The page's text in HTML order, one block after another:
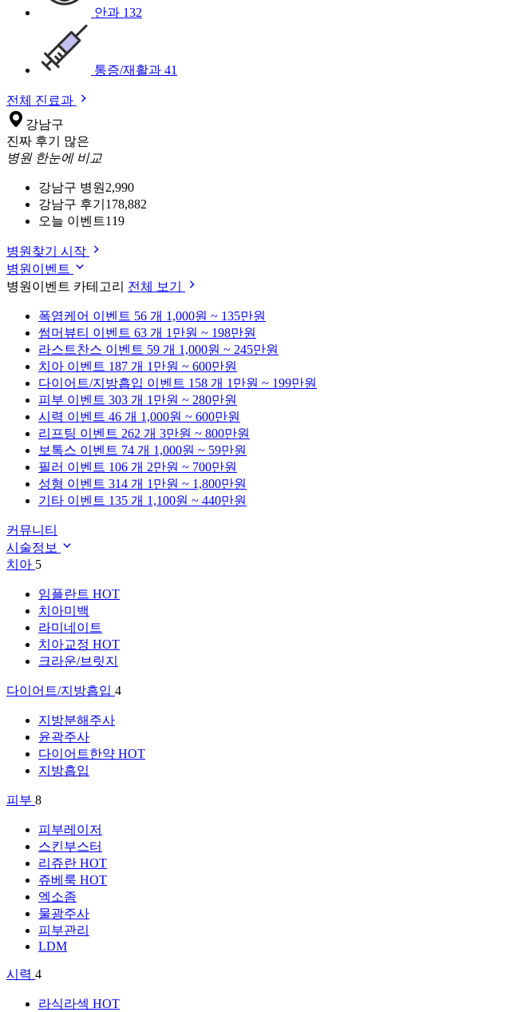
안과 132
통증/재활과 41
전체 진료과
강남구
진짜 후기 많은
병원 한눈에 비교
강남구 병원 2,990
강남구 후기 178,882
오늘 이벤트119
병원찾기 시작
병원이벤트
병원이벤트 카테고리 전체 보기
폭염케어 이벤트 56 개 1,000원 ~ 135만원
썸머뷰티 이벤트 63 개 1만원 ~ 198만원
라스트찬스 이벤트 59 개 1,000원 ~ 245만원
치아 이벤트 187 개 1만원 ~ 600만원
다이어트/지방흡입 이벤트 158 개 1만원 ~ 199만원
피부 이벤트 303 개 1만원 ~ 280만원
시력 이벤트 46 개 1,000원 ~ 600만원
리프팅 이벤트 262 개 3만원 ~ 800만원
보톡스 이벤트 74 개 1,000원 ~ 59만원
필러 이벤트 106 개 2만원 ~ 700만원
성형 이벤트 314 개 1만원 ~ 1,800만원
기타 이벤트 135 개 1,100원 ~ 440만원
커뮤니티
시술정보
치아 5
임플란트 HOT
치아미백
라미네이트
치아교정 HOT
크라운/브릿지
다이어트/지방흡입 4
지방분해주사
윤곽주사
다이어트한약 HOT
지방흡입
피부 8
피부레이저
스킨부스터
리쥬란 HOT
쥬베룩 HOT
엑소좀
물광주사
피부관리
LDM
시력 4
라식라섹 HOT